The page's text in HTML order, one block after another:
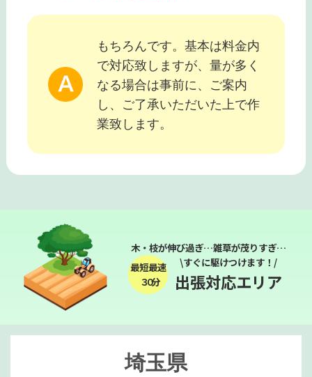
もちろんです。基本は料金内
で対応致しますが、量が多く
なる場合は事前に、ご案内
し、ご了承いただいた上で作
業致します。
木・枝が伸び過ぎ…雑草が茂りすぎ…
最短最速
３０分
\すぐに駆けつけます！/
出張対応エリア
埼玉県